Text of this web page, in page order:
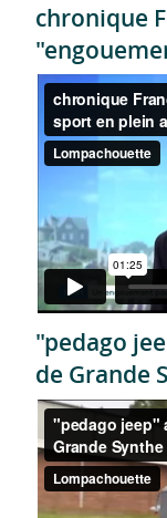
chronique
"pedago
de Grande